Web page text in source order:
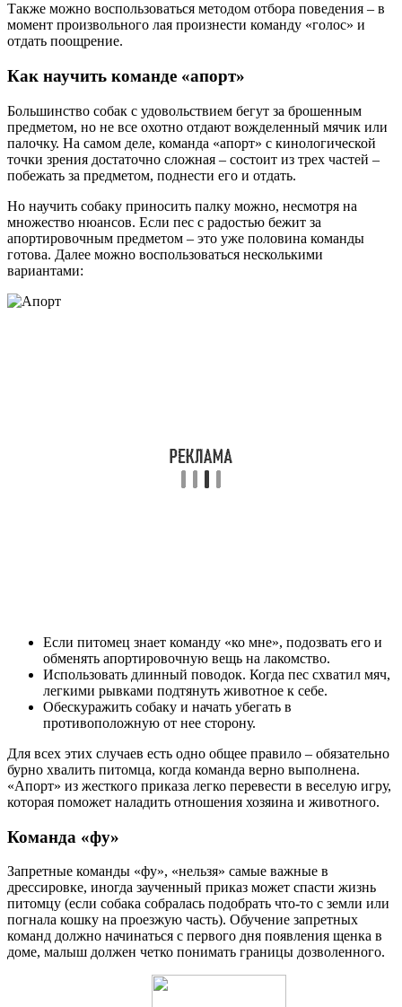
Также можно воспользоваться методом отбора поведения – в
момент произвольного лая произнести команду «голос» и
отдать поощрение.
Как научить команде «апорт»
Большинство собак с удовольствием бегут за брошенным
предметом, но не все охотно отдают вожделенный мячик или
палочку. На самом деле, команда «апорт» с кинологической
точки зрения достаточно сложная – состоит из трех частей –
побежать за предметом, поднести его и отдать.
Но научить собаку приносить палку можно, несмотря на
множество нюансов. Если пес с радостью бежит за
апортировочным предметом – это уже половина команды
готова. Далее можно воспользоваться несколькими
вариантами:
Если питомец знает команду «ко мне», подозвать его и
обменять апортировочную вещь на лакомство.
Использовать длинный поводок. Когда пес схватил мяч,
легкими рывками подтянуть животное к себе.
Обескуражить собаку и начать убегать в
противоположную от нее сторону.
Для всех этих случаев есть одно общее правило – обязательно
бурно хвалить питомца, когда команда верно выполнена.
«Апорт» из жесткого приказа легко перевести в веселую игру,
которая поможет наладить отношения хозяина и животного.
Команда «фу»
Запретные команды «фу», «нельзя» самые важные в
дрессировке, иногда заученный приказ может спасти жизнь
питомцу (если собака собралась подобрать что-то с земли или
погнала кошку на проезжую часть). Обучение запретных
команд должно начинаться с первого дня появления щенка в
доме, малыш должен четко понимать границы дозволенного.